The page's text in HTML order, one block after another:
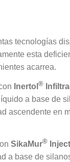
tecnologías
esta
acarrea.
Inertol ®
a base de
ascendente en
SikaMur®
a base de